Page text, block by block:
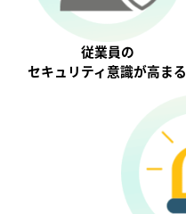
従業員の
セキュリティ意識が⾼まる